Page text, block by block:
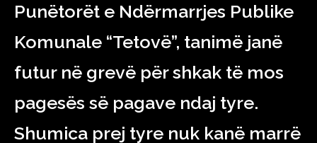
Punëtorët e Ndërmarrjes Publike
Komunale “Tetovë”, tanimë janë
futur në grevë për shkak të mos
pagesës së pagave ndaj tyre.
Shumica prej tyre nuk kanë marrë